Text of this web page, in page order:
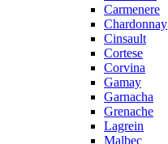
Carmenere
Chardonnay
Cinsault
Cortese
Corvina
Gamay
Garnacha
Grenache
Lagrein
Malbec